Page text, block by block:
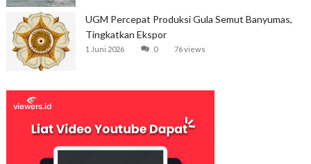
UGM Percepat Produksi Gula Semut Banyumas,
Tingkatkan Ekspor
1 Juni 2026 0 76 views